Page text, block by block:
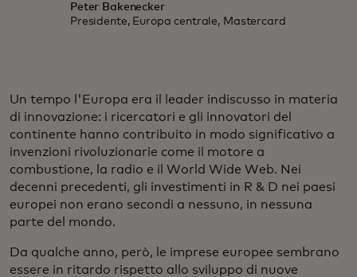
Peter Bakenecker
Presidente, Europa centrale, Mastercard
Un tempo l'Europa era il leader indiscusso in materia
di innovazione: i ricercatori e gli innovatori del
continente hanno contribuito in modo significativo a
invenzioni rivoluzionarie come il motore a
combustione, la radio e il World Wide Web. Nei
decenni precedenti, gli investimenti in R & D nei paesi
europei non erano secondi a nessuno, in nessuna
parte del mondo.
Da qualche anno, però, le imprese europee sembrano
essere in ritardo rispetto allo sviluppo di nuove